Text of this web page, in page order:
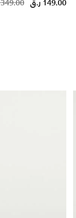
Price 349.00 ر.ق to
149.00 ر.ق